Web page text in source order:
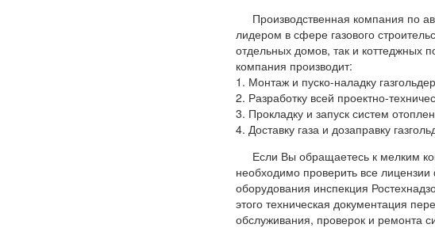
Производственная компания по
лидером в сфере газового
отдельных домов, так и коттеджных
компания производит:
1. Монтаж и пуско-наладку
2. Разработку всей проектно-
3. Прокладку и запуск систем
4. Доставку газа и дозаправку
Если Вы обращаетесь к мелким
необходимо проверить все
оборудования инспекция
этого техническая документация
обслуживания, проверок и ремонта